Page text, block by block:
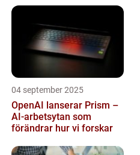
04 september 2025
OpenAI lanserar Prism –
AI-arbetsytan som
förändrar hur vi forskar